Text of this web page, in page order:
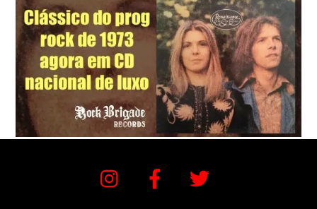
Instagram Facebook